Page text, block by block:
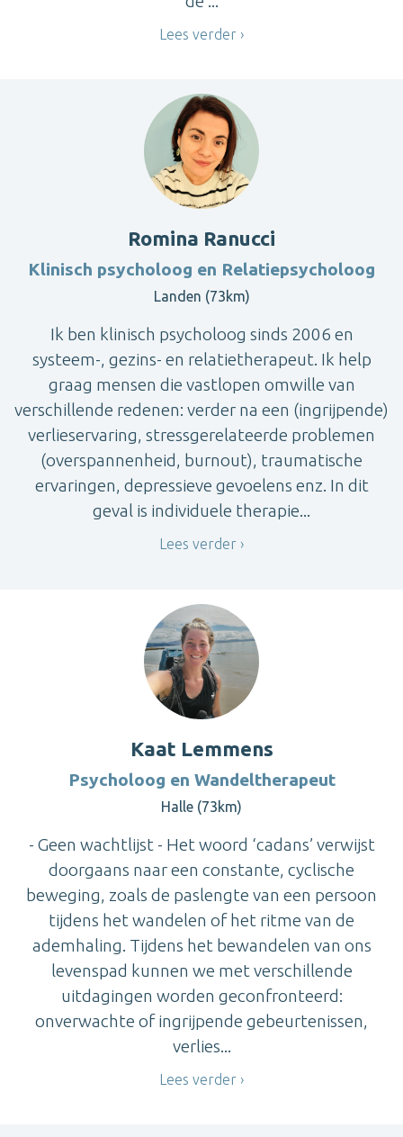
Lees verder
Romina Ranucci
Klinisch psycholoog en Relatiepsycholoog
Landen (73km)
Ik ben klinisch psycholoog sinds 2006 en
systeem-, gezins- en relatietherapeut. Ik help
graag mensen die vastlopen omwille van
verschillende redenen: verder na een (ingrijpende)
verlieservaring, stressgerelateerde problemen
(overspannenheid, burnout), traumatische
ervaringen, depressieve gevoelens enz. In dit
geval is individuele therapie...
Lees verder
Kaat Lemmens
Psycholoog en Wandeltherapeut
Halle (73km)
- Geen wachtlijst - Het woord ‘cadans’ verwijst
doorgaans naar een constante, cyclische
beweging, zoals de paslengte van een persoon
tijdens het wandelen of het ritme van de
ademhaling. Tijdens het bewandelen van ons
levenspad kunnen we met verschillende
uitdagingen worden geconfronteerd:
onverwachte of ingrijpende gebeurtenissen,
verlies...
Lees verder